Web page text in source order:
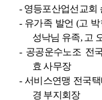
- 영등포산업선교회
- 유가족 발언 (고 박
성낙님 유족, 고
- 공공운수노조 전
효 사무장
- 서비스연맹 전국
경 부지회장